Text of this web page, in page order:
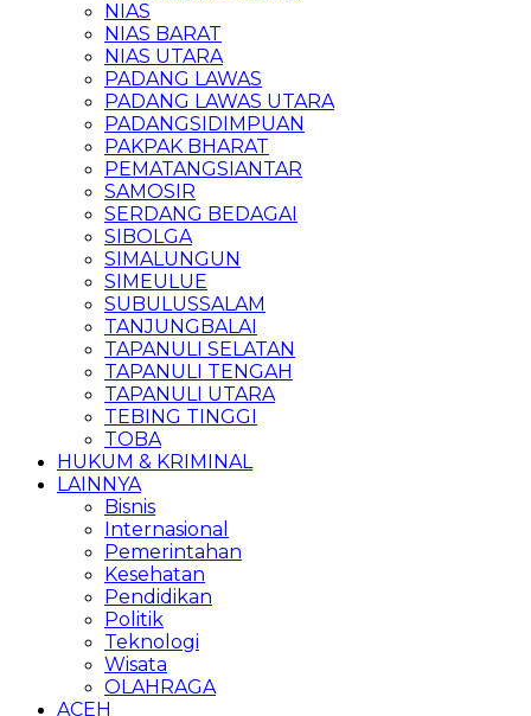
NIAS
NIAS BARAT
NIAS UTARA
PADANG LAWAS
PADANG LAWAS UTARA
PADANGSIDIMPUAN
PAKPAK BHARAT
PEMATANGSIANTAR
SAMOSIR
SERDANG BEDAGAI
SIBOLGA
SIMALUNGUN
SIMEULUE
SUBULUSSALAM
TANJUNGBALAI
TAPANULI SELATAN
TAPANULI TENGAH
TAPANULI UTARA
TEBING TINGGI
TOBA
HUKUM & KRIMINAL
LAINNYA
Bisnis
Internasional
Pemerintahan
Kesehatan
Pendidikan
Politik
Teknologi
Wisata
OLAHRAGA
ACEH